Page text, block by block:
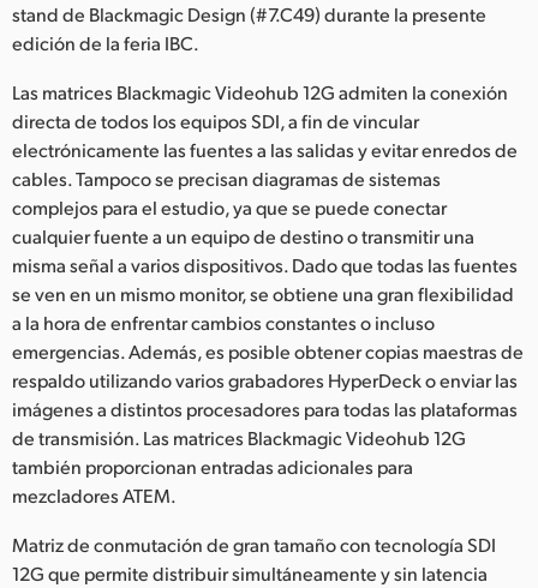
Portugal
South Africa
Sweden
Chinese Taipei
Turkey
UAE
Ukraine
United Kingdom
stand de Blackmagic Design (#7.C49) durante la presente
edición de la feria IBC.
Las matrices Blackmagic Videohub 12G admiten la conexión
directa de todos los equipos SDI, a fin de vincular
electrónicamente las fuentes a las salidas y evitar enredos de
cables. Tampoco se precisan diagramas de sistemas
complejos para el estudio, ya que se puede conectar
cualquier fuente a un equipo de destino o transmitir una
misma señal a varios dispositivos. Dado que todas las fuentes
se ven en un mismo monitor, se obtiene una gran flexibilidad
a la hora de enfrentar cambios constantes o incluso
emergencias. Además, es posible obtener copias maestras de
respaldo utilizando varios grabadores HyperDeck o enviar las
imágenes a distintos procesadores para todas las plataformas
de transmisión. Las matrices Blackmagic Videohub 12G
también proporcionan entradas adicionales para
mezcladores ATEM.
Matriz de conmutación de gran tamaño con tecnología SDI
12G que permite distribuir simultáneamente y sin latencia